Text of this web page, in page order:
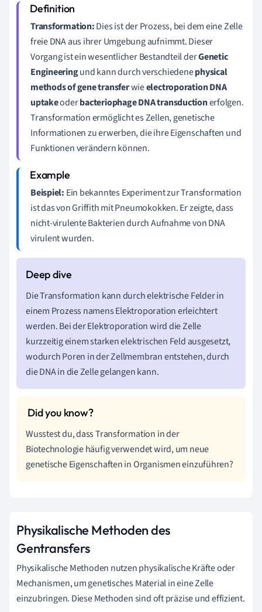
Transformation:Dies ist der Prozess, bei dem eine Zelle
freie DNA aus ihrer Umgebung aufnimmt. Dieser
Vorgang ist ein wesentlicher Bestandteil derGenetic
Engineeringund kann durch verschiedenephysical
methods of gene transferwieelectroporation DNA
uptakeoderbacteriophage DNA transductionerfolgen.
Transformation ermöglicht es Zellen, genetische
Informationen zu erwerben, die ihre Eigenschaften und
Funktionen verändern können.
Beispiel: Ein bekanntes Experiment zur Transformation
ist das von Griffith mit Pneumokokken. Er zeigte, dass
nicht-virulente Bakterien durch Aufnahme von DNA
virulent wurden.
Die Transformation kann durch elektrische Felder in
einem Prozess namens Elektroporation erleichtert
werden. Bei der Elektroporation wird die Zelle
kurzzeitig einem starken elektrischen Feld ausgesetzt,
wodurch Poren in der Zellmembran entstehen, durch
die DNA in die Zelle gelangen kann.
Wusstest du, dass Transformation in der
Biotechnologie häufig verwendet wird, um neue
genetische Eigenschaften in Organismen einzuführen?
Physikalische Methoden des
Gentransfers
Physikalische Methoden nutzen physikalische Kräfte oder
Mechanismen, um genetisches Material in eine Zelle
einzubringen. Diese Methoden sind oft präzise und effizient.